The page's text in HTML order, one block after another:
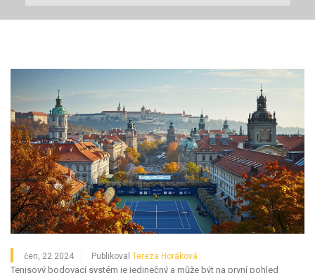
čen, 22 2024 Publikoval Tereza Horáková
Tenisový bodovací systém je jedinečný a může být na první pohled